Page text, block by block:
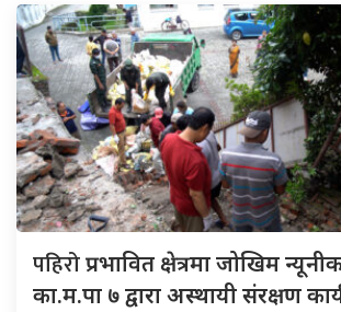
पहिरोप्रभावित क्षेत्रमा जोखिम
का.म.पा ७ द्वारा अस्थायी संरक्षण